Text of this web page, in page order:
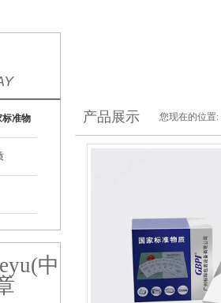
标准物
中
产品展示 您现在的位置: